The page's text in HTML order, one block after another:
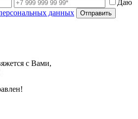
Даю
данных Отправить
с Вами,